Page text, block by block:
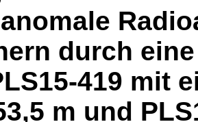
durch
419 mit
m und